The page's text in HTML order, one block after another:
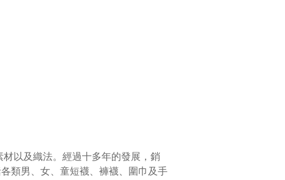
以及織法。經過十多年的發展，銷
類男、女、童短襪、褲襪、圍巾及手